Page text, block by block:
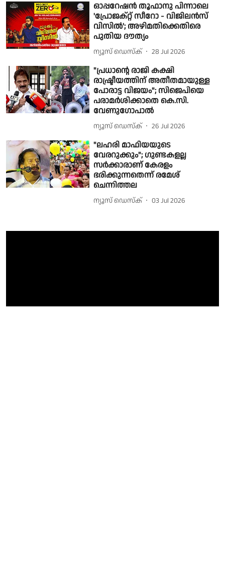
ഓപ്പറേഷൻ തൂഫാനു പിന്നാലെ
'പ്രോജക്റ്റ് സീറോ - വിജിലൻസ്
വിസിൽ'; അഴിമതിക്കെതിരെ
പുതിയ ദൗത്യം
ന്യൂസ് ഡെസ്ക് 28 Jul 2026
"പ്രധാൻ്റെ രാജി കക്ഷി
രാഷ്ട്രീയത്തിന് അതീതമായുള്ള
പോരാട്ട വിജയം"; സിജെപിയെ
പരാമർശിക്കാതെ കെ.സി.
വേണുഗോപാൽ
ന്യൂസ് ഡെസ്ക് 26 Jul 2026
"ലഹരി മാഫിയയുടെ
വേരറുക്കും"; ഗുണ്ടകളല്ല
സർക്കാരാണ് കേരളം
ഭരിക്കുന്നതെന്ന് രമേശ്
ചെന്നിത്തല
ന്യൂസ് ഡെസ്ക് 03 Jul 2026